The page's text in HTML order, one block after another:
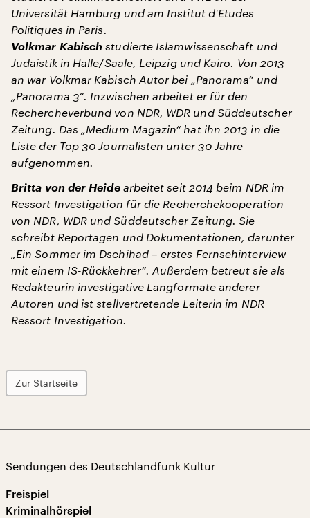
Universität Hamburg und am Institut d'Etudes
Politiques in Paris.
Volkmar Kabisch studierte Islamwissenschaft und
Judaistik in Halle/Saale, Leipzig und Kairo. Von 2013
an war Volkmar Kabisch Autor bei „Panorama“ und
„Panorama 3“. Inzwischen arbeitet er für den
Rechercheverbund von NDR, WDR und Süddeutscher
Zeitung. Das „Medium Magazin“ hat ihn 2013 in die
Liste der Top 30 Journalisten unter 30 Jahre
aufgenommen.
Britta von der Heidearbeitet seit 2014 beim NDR im
Ressort Investigation für die Recherchekooperation
von NDR, WDR und Süddeutscher Zeitung. Sie
schreibt Reportagen und Dokumentationen, darunter
„Ein Sommer im Dschihad – erstes Fernsehinterview
mit einem IS-Rückkehrer“. Außerdem betreut sie als
Redakteurin investigative Langformate anderer
Autoren und ist stellvertretende Leiterin im NDR
Ressort Investigation.
Zur Startseite
Sendungen des Deutschlandfunk Kultur
Freispiel
Kriminalhörspiel